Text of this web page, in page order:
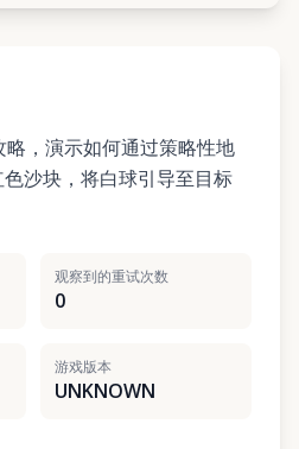
略，演示如何通过策略性地
沙块，将白球引导至目标
观察到的重试次数
0
游戏版本
UNKNOWN